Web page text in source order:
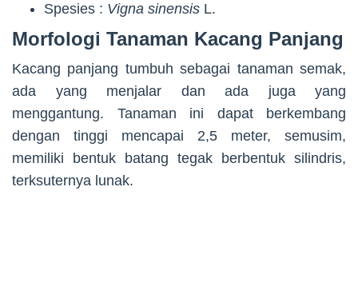
Spesies : Vigna sinensis L.
Morfologi Tanaman Kacang Panjang
Kacang panjang tumbuh sebagai tanaman semak,
ada yang menjalar dan ada juga yang
menggantung. Tanaman ini dapat berkembang
dengan tinggi mencapai 2,5 meter, semusim,
memiliki bentuk batang tegak berbentuk silindris,
terksuternya lunak.